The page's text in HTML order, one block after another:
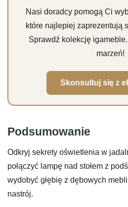
Nasi doradcy pomogą Ci
które najlepiej zaprezentują
Sprawdź kolekcję
marzeń!
Skonsultuj się z
Podsumowanie
Odkryj sekrety oświetlenia w
połączyć lampę nad stołem z
wydobyć głębię z dębowych
nastrój.